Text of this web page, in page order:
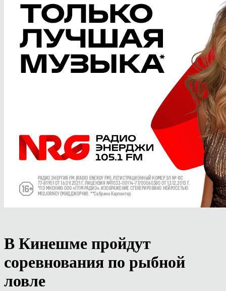
В Кинешме пройдут
соревнования по рыбной
ловле